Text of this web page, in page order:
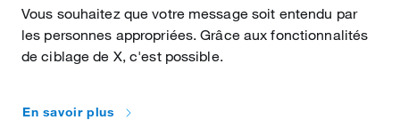
Vous souhaitez que votre message soit entendu par
les personnes appropriées. Grâce aux fonctionnalités
de ciblage de X, c'est possible.
En savoir plus